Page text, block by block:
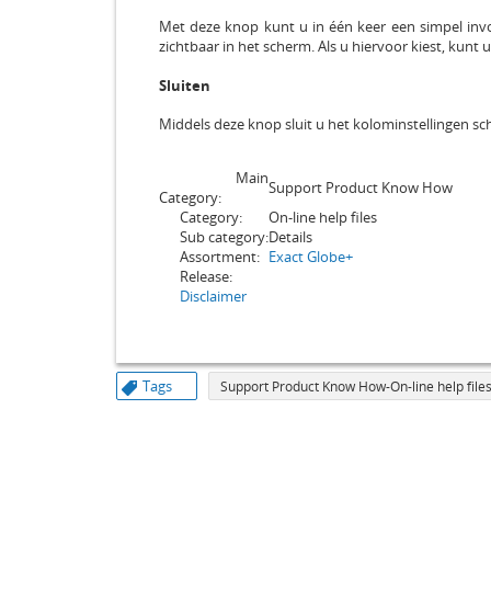
Met deze knop kunt u in één keer een simpel
zichtbaar in het scherm. Als u hiervoor kiest, kunt
Sluiten
Middels deze knop sluit u het kolominstellingen
Main
Category:
Support Product Know How
Category:
On-line help files
Sub category:Details
Assortment: Exact Globe+
Release:
Disclaimer
Tags Support Product Know How-On-line help